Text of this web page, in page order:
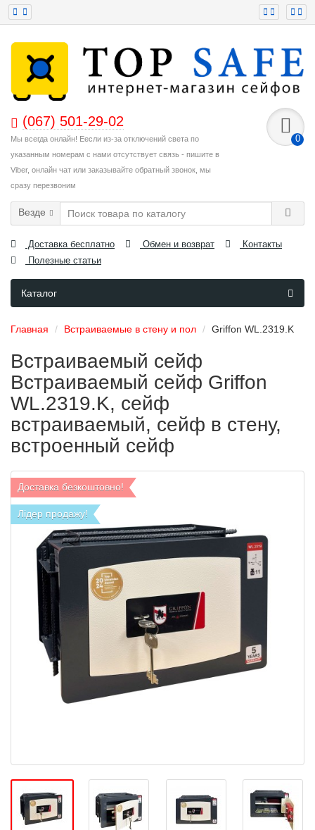
(067) 501-29-02
Мы всегда онлайн! Еесли из-за отключений света по
указанным номерам с нами отсутствует связь - пишите в
Viber, онлайн чат или заказывайте обратный звонок, мы
сразу перезвоним
0
Везде
Доставка бесплатно Обмен и возврат
Контакты
Полезные статьи
Каталог
Главная Встраиваемые в стену и пол Griffon WL.2319.K
Встраиваемый сейф
Встраиваемый сейф Griffon
WL.2319.K, сейф
встраиваемый, сейф в стену,
встроенный сейф
Доставка безкоштовно!
Лідер продажу!